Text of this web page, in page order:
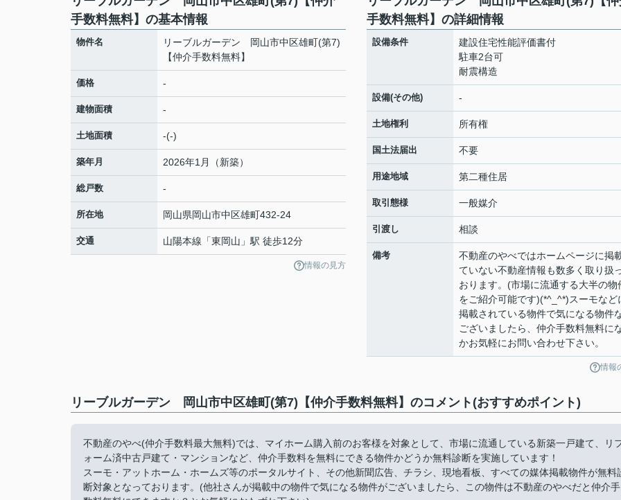
手数料無料】の基本情報
物件名
リーブルガーデン 岡山市中区雄町(第7)
【仲介手数料無料】
価格 -
建物面積 -
土地面積 -(-)
築年月 2026年1月（新築）
総戸数 -
所在地 岡山県岡山市中区雄町432-24
交通 山陽本線 「東岡山 」駅 徒歩12分
情報の見方
手数料無料】の詳細情報
設備条件
建設住宅性能評価書付
駐車2台可
耐震構造
設備(その他) -
土地権利 所有権
国土法届出 不要
用途地域 第二種住居
取引態様 一般媒介
引渡し 相談
備考
不動産のやべではホームページに掲
ていない不動産情報も数多く取り扱
おります。(市場に流通する大半の物
をご紹介可能です)(*^_^*)スーモなど
掲載されている物件で気になる物件
ございましたら、仲介手数料無料に
かお気軽にお問い合わせ下さい。
情報
リーブルガーデン 岡山市中区雄町(第7)【仲介手数料無料】のコメント(おすすめポイント)
不動産のやべ(仲介手数料最大無料)では、マイホーム購入前のお客様を対象として、市場に流通している新築一戸建て、リ
ォーム済中古戸建て・マンションなど、仲介手数料を無料にできる物件かどうか無料診断を実施しています！
スーモ・アットホーム・ホームズ等のポータルサイト、その他新聞広告、チラシ、現地看板、すべての媒体掲載物件が無料
断対象となっております。(他社さんが掲載中の物件で気になる物件がございましたら、この物件は不動産のやべだと仲介手